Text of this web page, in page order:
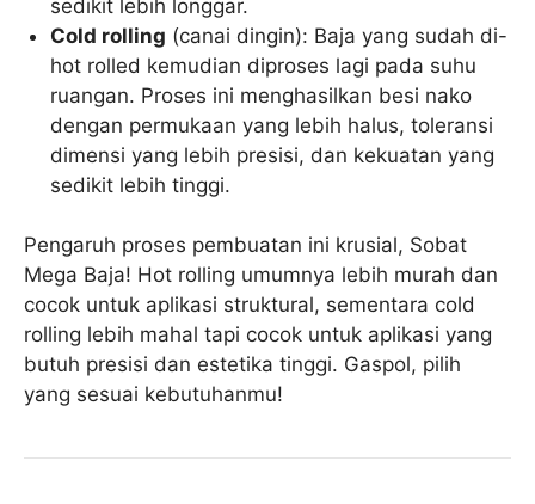
sedikit lebih longgar.
Cold rolling (canai dingin): Baja yang sudah di-
hot rolled kemudian diproses lagi pada suhu
ruangan. Proses ini menghasilkan besi nako
dengan permukaan yang lebih halus, toleransi
dimensi yang lebih presisi, dan kekuatan yang
sedikit lebih tinggi.
Pengaruh proses pembuatan ini krusial, Sobat
Mega Baja! Hot rolling umumnya lebih murah dan
cocok untuk aplikasi struktural, sementara cold
rolling lebih mahal tapi cocok untuk aplikasi yang
butuh presisi dan estetika tinggi. Gaspol, pilih
yang sesuai kebutuhanmu!